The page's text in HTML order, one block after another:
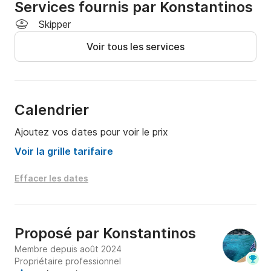
Services fournis par Konstantinos
Skipper
Voir tous les services
Calendrier
Ajoutez vos dates pour voir le prix
Voir la grille tarifaire
Effacer les dates
Proposé par Konstantinos
Membre depuis août 2024
Propriétaire professionnel